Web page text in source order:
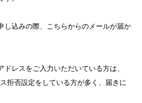
し込みの際、こちらからのメールが届か
レスをご入力いただいている方は、
拒否設定をしている方が多く、届きに